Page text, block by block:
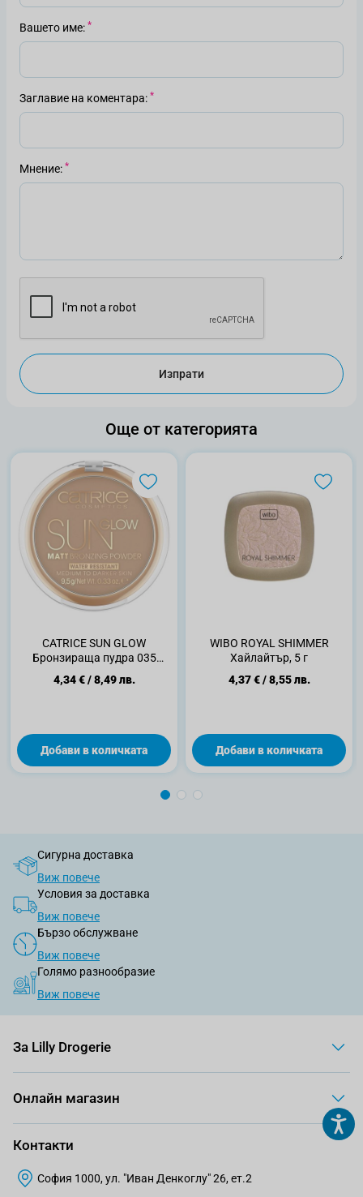
Вашето име
Заглавие на коментара
Мнение
Изпрати
Още от категорията
CATRICE SUN GLOW
Бронзираща пудра 035
4,34 €/8,49 лв.
Добави в количката
WIBO ROYAL SHIMMER
Хайлайтър, 5 г
4,37 €/8,55 лв.
Добави в количката
Сигурна доставка
Виж повече
Условия за доставка
Виж повече
Бързо обслужване
Виж повече
Голямо разнообразие
Виж повече
За Lilly Drogerie
Онлайн магазин
Контакти
София 1000, ул. "Иван Денкоглу" 26, ет.2